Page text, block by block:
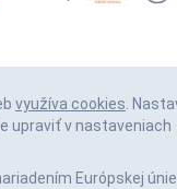
využíva cookies.
upraviť v nastaveniach
Európskej únie